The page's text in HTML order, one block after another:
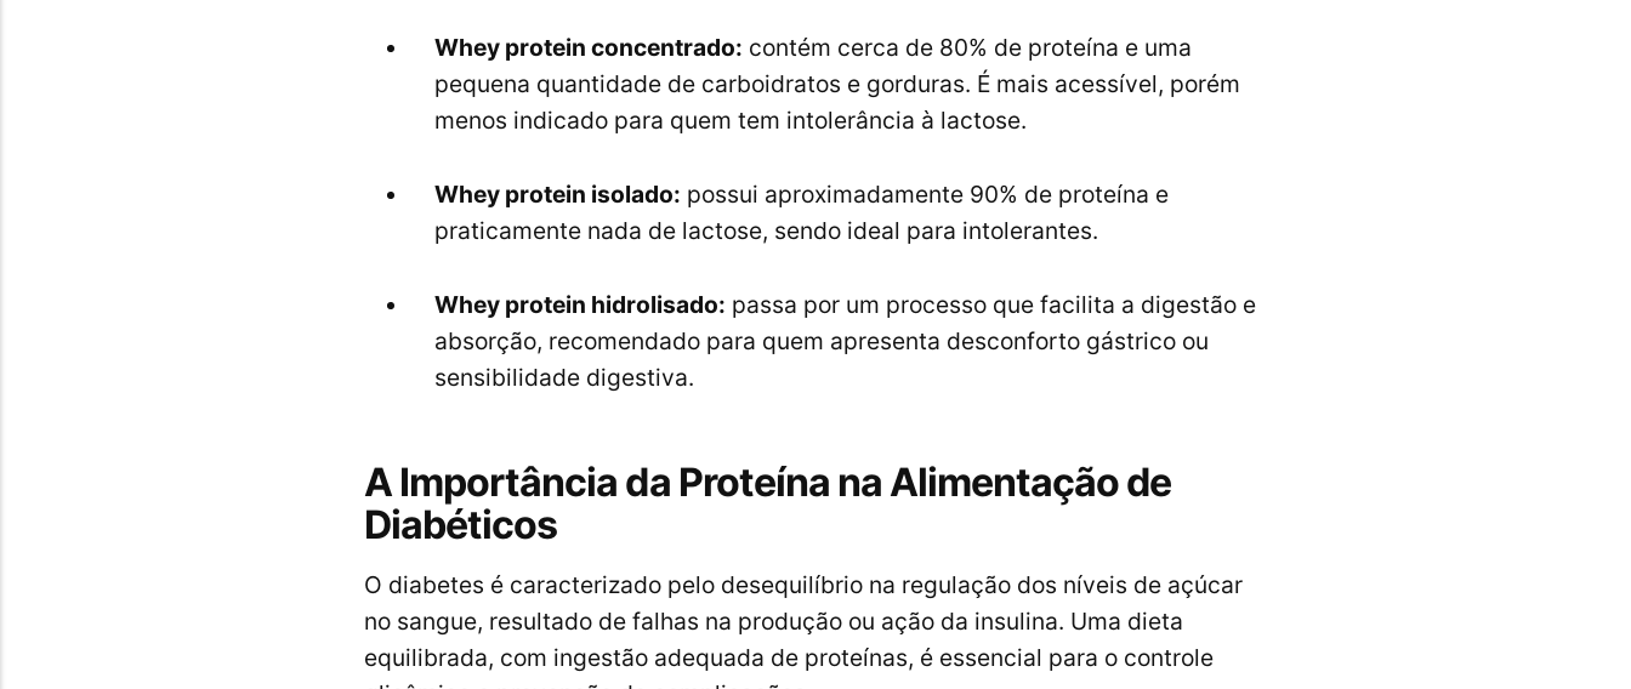
Whey protein concentrado: contém cerca de 80% de proteína e uma
pequena quantidade de carboidratos e gorduras. É mais acessível, porém
menos indicado para quem tem intolerância à lactose.
Whey protein isolado: possui aproximadamente 90% de proteína e
praticamente nada de lactose, sendo ideal para intolerantes.
Whey protein hidrolisado: passa por um processo que facilita a digestão e
absorção, recomendado para quem apresenta desconforto gástrico ou
sensibilidade digestiva.
A Importância da Proteína na Alimentação de
Diabéticos
O diabetes é caracterizado pelo desequilíbrio na regulação dos níveis de açúcar
no sangue, resultado de falhas na produção ou ação da insulina. Uma dieta
equilibrada, com ingestão adequada de proteínas, é essencial para o controle